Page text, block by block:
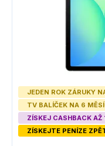
JEDEN ROK ZÁRUKY
TV BALÍČEK NA 6
ZÍSKEJ CASHBACK AŽ
ZÍSKEJTE PENÍZE